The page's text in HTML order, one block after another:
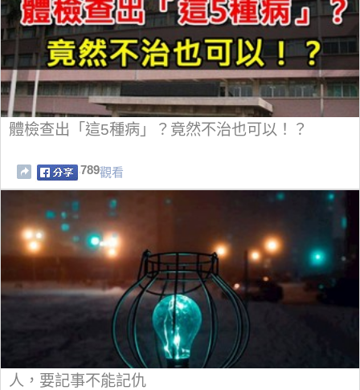
體檢查出「這5種病」？竟然不治也可以！？
789觀看
人，要記事不能記仇